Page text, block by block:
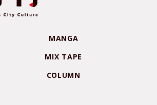
MANGA
MIX TAPE
COLUMN